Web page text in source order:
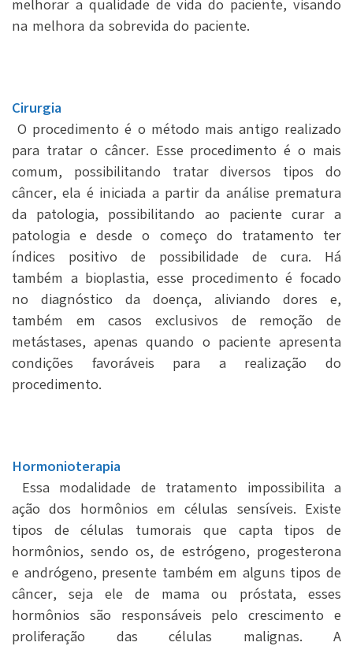
melhorar a qualidade de vida do paciente, visando
na melhora da sobrevida do paciente.
Cirurgia
O procedimento é o método mais antigo realizado
para tratar o câncer. Esse procedimento é o mais
comum, possibilitando tratar diversos tipos do
câncer, ela é iniciada a partir da análise prematura
da patologia, possibilitando ao paciente curar a
patologia e desde o começo do tratamento ter
índices positivo de possibilidade de cura. Há
também a bioplastia, esse procedimento é focado
no diagnóstico da doença, aliviando dores e,
também em casos exclusivos de remoção de
metástases, apenas quando o paciente apresenta
condições favoráveis para a realização do
procedimento.
Hormonioterapia
Essa modalidade de tratamento impossibilita a
ação dos hormônios em células sensíveis. Existe
tipos de células tumorais que capta tipos de
hormônios, sendo os, de estrógeno, progesterona
e andrógeno, presente também em alguns tipos de
câncer, seja ele de mama ou próstata, esses
hormônios são responsáveis pelo crescimento e
proliferação das células malignas. A